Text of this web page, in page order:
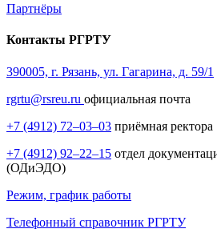
Партнёры
Контакты РГРТУ
390005, г. Рязань, ул. Гагарина, д. 59/1
rgrtu@rsreu.ru официальная почта
+7 (4912) 72–03–03 приёмная ректора
+7 (4912) 92–22–15 отдел
(ОДиЭДО)
Режим, график работы
Телефонный справочник РГРТУ